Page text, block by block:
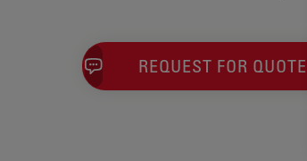
REQUEST FOR QUOTE